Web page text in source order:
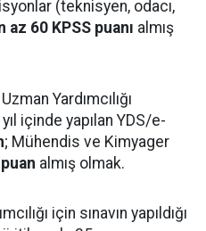
(teknisyen, odacı,
az 60 KPSS puanı almış
Yardımcılığı
içinde yapılan YDS/e-
; Mühendis ve Kimyager
almış olmak.
için sınavın yapıldığı